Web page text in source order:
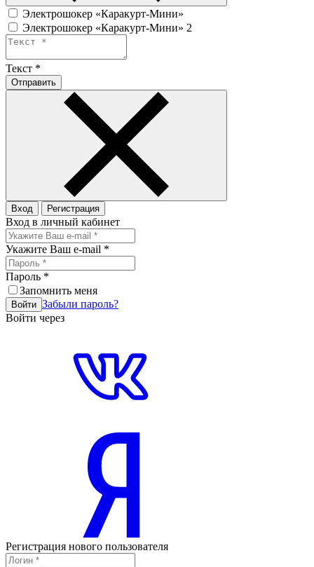
Электрошокер «Каракурт-Мини»
Электрошокер «Каракурт-Мини» 2
Текст *
Отправить
Вход Регистрация
Вход в личный кабинет
Укажите Ваш e-mail *
Пароль *
Запомнить меня
Войти Забыли пароль?
Войти через
Регистрация нового пользователя